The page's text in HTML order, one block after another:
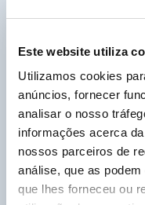
Este website utiliza
Utilizamos cookies
anúncios, fornecer
analisar o nosso
informações acerca
nossos parceiros de
análise, que as
que lhes forneceu ou
FIXINCOL
A fórmula
uma secagem
permanente